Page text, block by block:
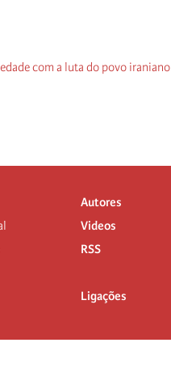
com a luta do povo iraniano
Autores
Videos
RSS
Ligações